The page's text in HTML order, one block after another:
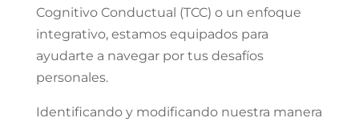
Cognitivo Conductual (TCC) o un enfoque
integrativo, estamos equipados para
ayudarte a navegar por tus desafíos
personales.
Identificando y modificando nuestra manera